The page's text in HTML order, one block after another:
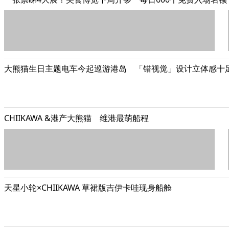
大熊猫生日主题电车今起巡游港岛 「错视觉」设计立体感十
CHIIKAWA &港产大熊猫 维港最萌船程
天星小轮×CHIIKAWA 草裙版吉伊卡哇现身船舱